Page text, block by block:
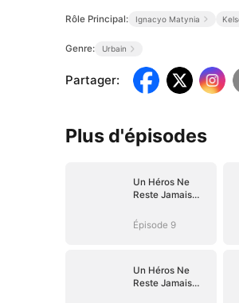
Rôle Principal: Ignacyo Matynia
Genre: Urbain
Partager:
Plus d'épisodes
Un Héros Ne
Reste Jamais
Épisode 9
Un Héros Ne
Reste Jamais